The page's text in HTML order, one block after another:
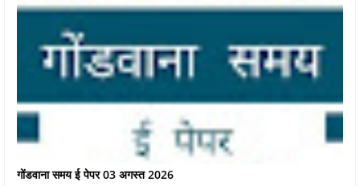
गोंडवाना समय ई पेपर 03 अगस्त 2026